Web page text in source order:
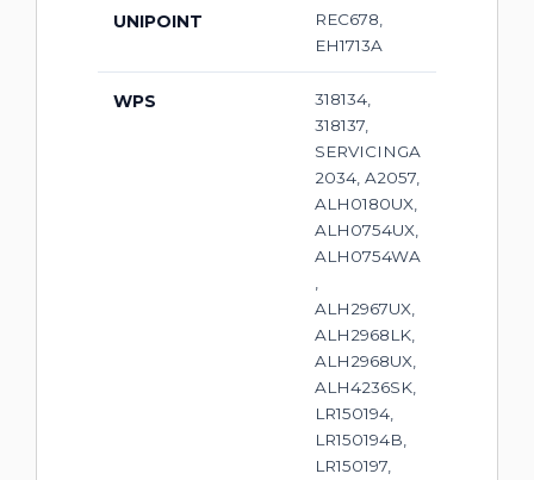
UNIPOINT
REC678,
EH1713A
WPS
318134,
318137,
SERVICINGA
2034, A2057,
ALH0180UX,
ALH0754UX,
ALH0754WA
ALH2967UX,
ALH2968LK,
ALH2968UX,
ALH4236SK,
LR150194,
LR150194B,
LR150197,